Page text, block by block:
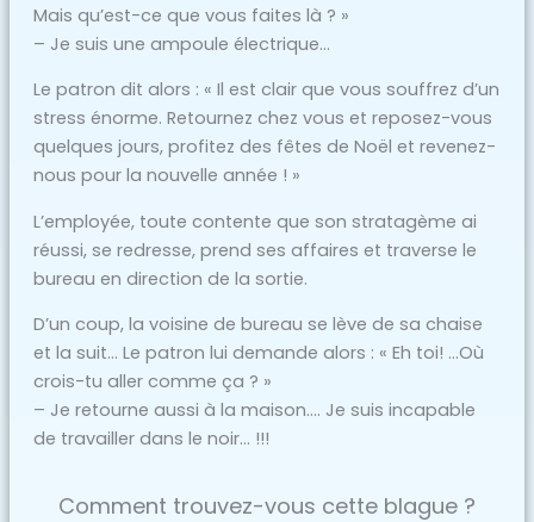
Mais qu’est-ce que vous faites là ? »
– Je suis une ampoule électrique…
Le patron dit alors : « Il est clair que vous souffrez d’un
stress énorme. Retournez chez vous et reposez-vous
quelques jours, profitez des fêtes de Noël et revenez-
nous pour la nouvelle année ! »
L’employée, toute contente que son stratagème ai
réussi, se redresse, prend ses affaires et traverse le
bureau en direction de la sortie.
D’un coup, la voisine de bureau se lève de sa chaise
et la suit… Le patron lui demande alors : « Eh toi! …Où
crois-tu aller comme ça ? »
– Je retourne aussi à la maison…. Je suis incapable
de travailler dans le noir… !!!
Comment trouvez-vous cette blague ?